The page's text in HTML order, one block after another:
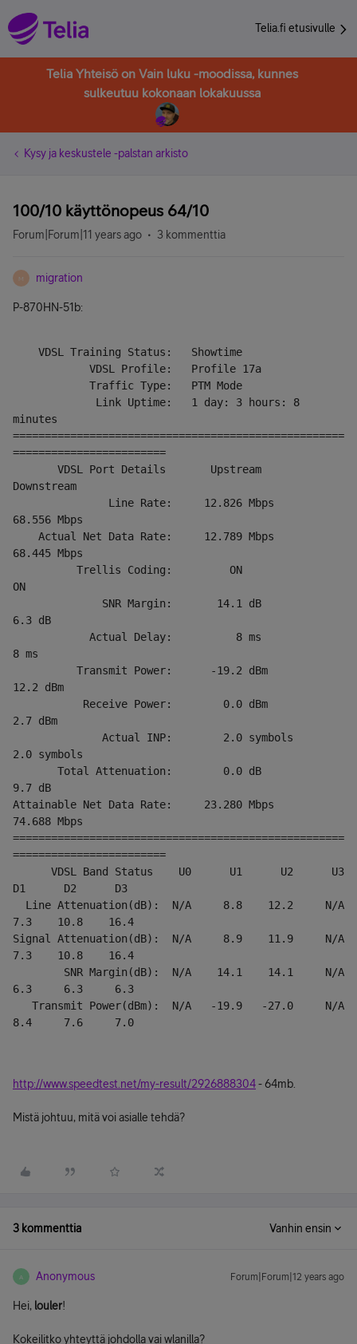
Telia.fi etusivulle
Telia Yhteisö on Vain luku -moodissa, kunnes
sulkeutuu kokonaan lokakuussa
Kysy ja keskustele -palstan arkisto
100/10 käyttönopeus 64/10
Forum|Forum|11 years ago 3 kommenttia
M migration
P-870HN-51b:
    VDSL Training Status:   Showtime
            VDSL Profile:   Profile 17a
            Traffic Type:   PTM Mode
minutes
====================================================
========================
Downstream
68.556 Mbps
68.445 Mbps
ON
6.3 dB
8 ms
12.2 dBm
2.7 dBm
2.0 symbols
9.7 dB
Attainable Net Data Rate:     23.280 Mbps
74.688 Mbps
====================================================
========================
D1      D2      D3
7.3    10.8    16.4
Signal Attenuation(dB):  N/A     8.9    11.9     N/A
7.3    10.8    16.4
6.3     6.3     6.3
8.4     7.6     7.0
http://www.speedtest.net/my-result/2926888304- 64mb.
Mistä johtuu, mitä voi asialle tehdä?
3 kommenttia Vanhin ensin
A Anonymous Forum|Forum|12 years ago
Hei, louler!
Kokeilitko yhteyttä johdolla vai wlanilla?